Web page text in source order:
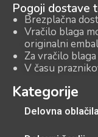
Pogoji dostave
Brezplačna
Vračilo blaga
originalni
Za vračilo
V času
Kategorije
Delovna